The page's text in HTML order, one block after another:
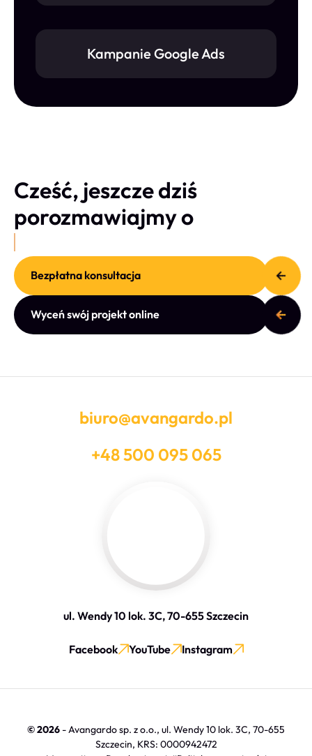
Kampanie Google Ads
Cześć, jeszcze dziś
porozmawiajmy o
Bezpłatna konsultacja
Wyceń swój projekt online
biuro@avangardo.pl
+48 500 095 065
ul. Wendy 10 lok. 3C, 70-655 Szczecin
Facebook YouTube Instagram
© 2026 - Avangardo sp. z o.o., ul. Wendy 10 lok. 3C, 70-655
Szczecin, KRS: 0000942472